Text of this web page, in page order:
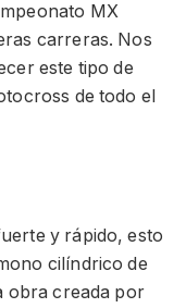
MX
carreras. Nos
este tipo de
de todo el
y rápido, esto
cilíndrico de
obra creada por